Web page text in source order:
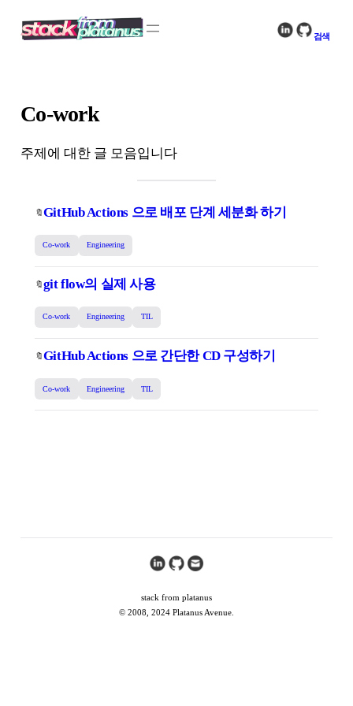
검색
Co-work
주제에 대한 글 모음입니다
🔖GitHub Actions 으로 배포 단계 세분화 하기
Co-work Engineering
🔖git flow의 실제 사용
Co-work Engineering TIL
🔖GitHub Actions 으로 간단한 CD 구성하기
Co-work Engineering TIL
stack from platanus
© 2008, 2024 Platanus Avenue.